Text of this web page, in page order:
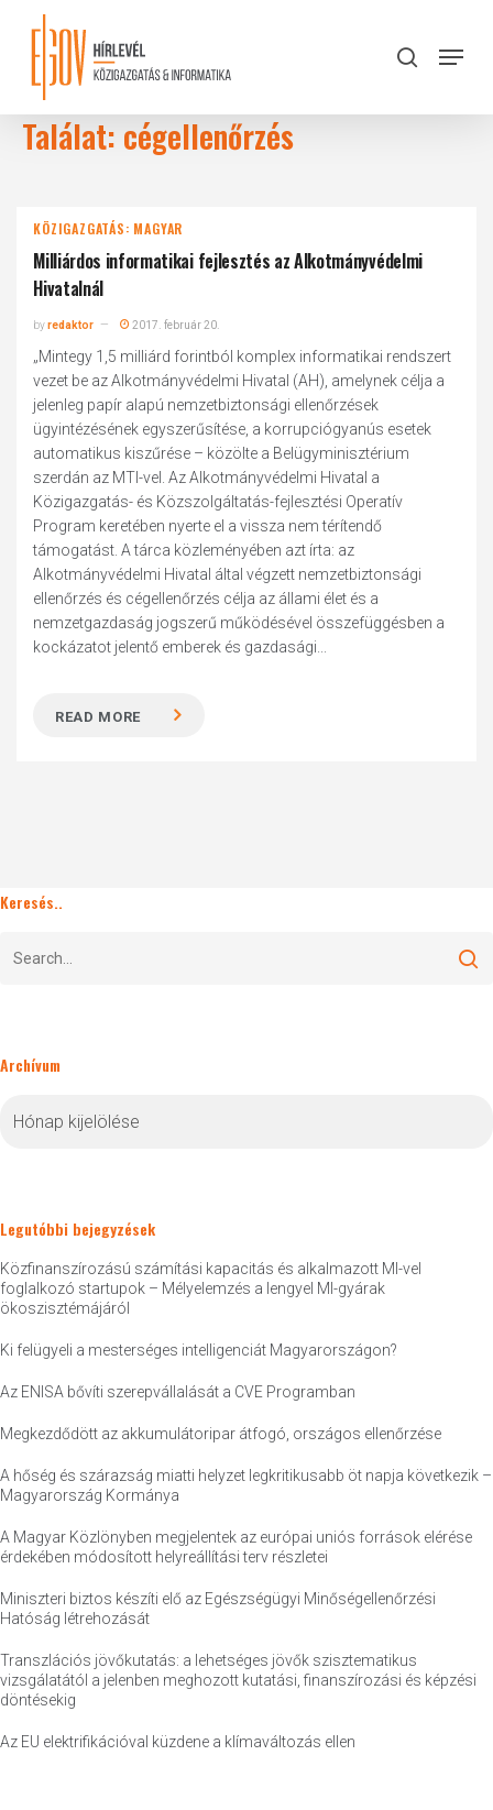
content
search
Menu
Találat: cégellenőrzés
KÖZIGAZGATÁS: MAGYAR
Milliárdos informatikai fejlesztés az Alkotmányvédelmi
Hivatalnál
byredaktor 2017. február 20.
„Mintegy 1,5 milliárd forintból komplex informatikai rendszert
vezet be az Alkotmányvédelmi Hivatal (AH), amelynek célja a
jelenleg papír alapú nemzetbiztonsági ellenőrzések
ügyintézésének egyszerűsítése, a korrupciógyanús esetek
automatikus kiszűrése – közölte a Belügyminisztérium
szerdán az MTI-vel. Az Alkotmányvédelmi Hivatal a
Közigazgatás- és Közszolgáltatás-fejlesztési Operatív
Program keretében nyerte el a vissza nem térítendő
támogatást. A tárca közleményében azt írta: az
Alkotmányvédelmi Hivatal által végzett nemzetbiztonsági
ellenőrzés és cégellenőrzés célja az állami élet és a
nemzetgazdaság jogszerű működésével összefüggésben a
kockázatot jelentő emberek és gazdasági...
READ MORE
Keresés..
Archívum
Legutóbbi bejegyzések
Közfinanszírozású számítási kapacitás és alkalmazott MI-vel
foglalkozó startupok – Mélyelemzés a lengyel MI-gyárak
ökoszisztémájáról
Ki felügyeli a mesterséges intelligenciát Magyarországon?
Az ENISA bővíti szerepvállalását a CVE Programban
Megkezdődött az akkumulátoripar átfogó, országos ellenőrzése
A hőség és szárazság miatti helyzet legkritikusabb öt napja következik –
Magyarország Kormánya
A Magyar Közlönyben megjelentek az európai uniós források elérése
érdekében módosított helyreállítási terv részletei
Miniszteri biztos készíti elő az Egészségügyi Minőségellenőrzési
Hatóság létrehozását
Transzlációs jövőkutatás: a lehetséges jövők szisztematikus
vizsgálatától a jelenben meghozott kutatási, finanszírozási és képzési
döntésekig
Az EU elektrifikációval küzdene a klímaváltozás ellen
Close